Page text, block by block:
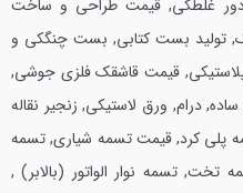
غلطکی, قیمت طراحی و ساخت
تولید بست کتابی, بست چنگکی و
قیمت قاشقک فلزی جوشی,
درام, ورق لاستیکی, زنجیر نقاله
پلی کرد, قیمت تسمه شیاری, تسمه
تخت, تسمه نوار الواتور (بالابر) ,